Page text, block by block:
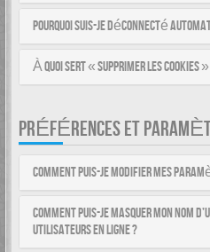
Pourquoi suis-je déconnecté
À quoi sert « Supprimer les cookies
PRÉFÉRENCES ET
Comment puis-je modifier mes
Comment puis-je masquer mon nom
utilisateurs en ligne ?